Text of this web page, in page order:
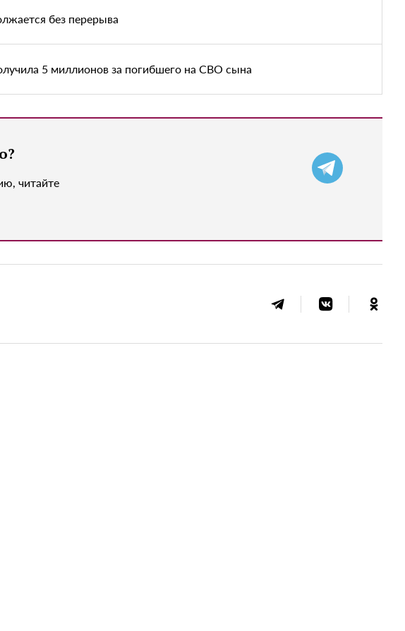
без перерыва
5 миллионов за погибшего на СВО сына
читайте